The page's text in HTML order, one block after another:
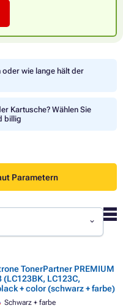
wie lange hält der
Kartusche? Wählen Sie
billig
Parametern
TonerPartner PREMIUM
(LC123BK, LC123C,
+ color (schwarz + farbe)
Schwarz + farbe